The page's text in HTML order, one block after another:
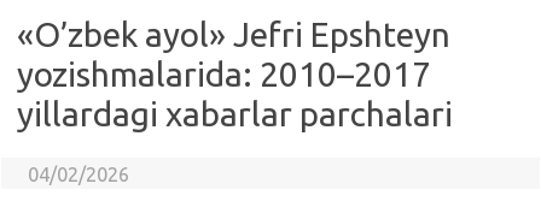
«O’zbek ayol» Jefri Epshteyn
yozishmalarida: 2010–2017
yillardagi xabarlar parchalari
04/02/2026